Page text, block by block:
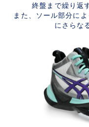
終盤まで繰り返
また、ソール部分に
にさらな